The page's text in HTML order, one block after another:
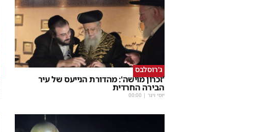
ג'רוסלבס
'זכרון מוישה': מהדורת הנייעס של עיר
הבירה החרדית
יוסי וינר |
00:00